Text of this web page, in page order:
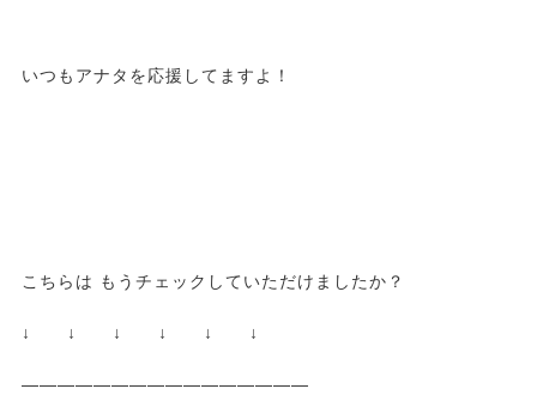
いつもアナタを応援してますよ！
こちらは もうチェックしていただけましたか？
↓ ↓ ↓ ↓ ↓ ↓
————————————————